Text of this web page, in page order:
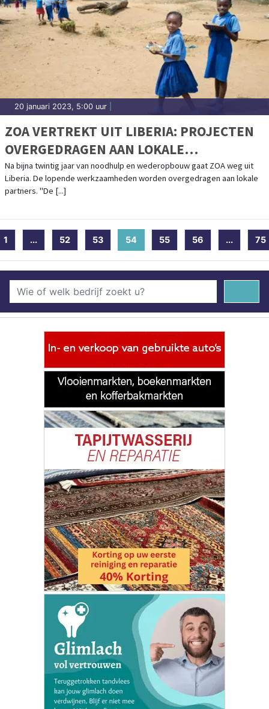
20 januari 2023, 5:00 uur
ZOA VERTREKT UIT LIBERIA: PROJECTEN
OVERGEDRAGEN AAN LOKALE
ORGANISATIES
Na bijna twintig jaar van noodhulp en wederopbouw gaat ZOA weg uit
Liberia. De lopende werkzaamheden worden overgedragen aan lokale
partners. "De [...]
1 ... 52 53 54 (current)
55 56 ... 75